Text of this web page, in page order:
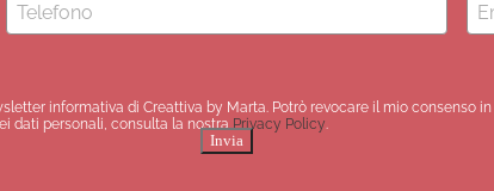
informativa di Creattiva by Marta. Potrò revocare il mio consenso
dati personali, consulta la nostraPrivacy Policy.
Invia